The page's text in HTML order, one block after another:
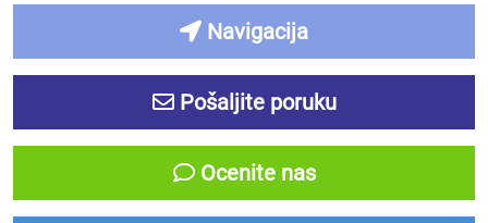
Navigacija
Pošaljite poruku
Ocenite nas